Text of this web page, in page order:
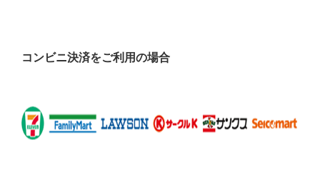
コンビニ決済をご利用の場合